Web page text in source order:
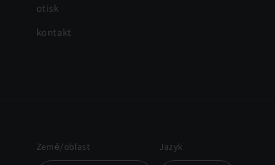
otisk
kontakt
Země/oblast Jazyk